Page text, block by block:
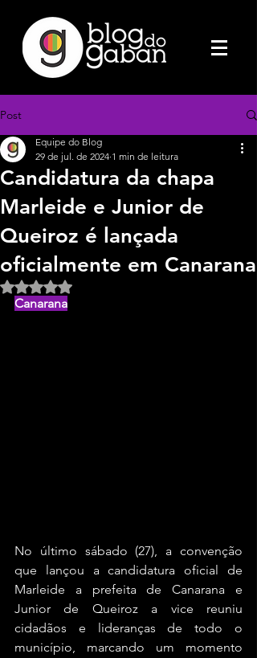
Post
Candidatura da chapa
Marleide e Junior de
Queiroz é lançada
oficialmente em Canarana
Equipe do Blog
29 de jul. de 2024 1 min de leitura
Avaliado com NaN de 5 estrelas.
Canarana
No último sábado (27), a convenção
que lançou a candidatura oficial de
Marleide a prefeita de Canarana e
Junior de Queiroz a vice reuniu
cidadãos e lideranças de todo o
município, marcando um momento